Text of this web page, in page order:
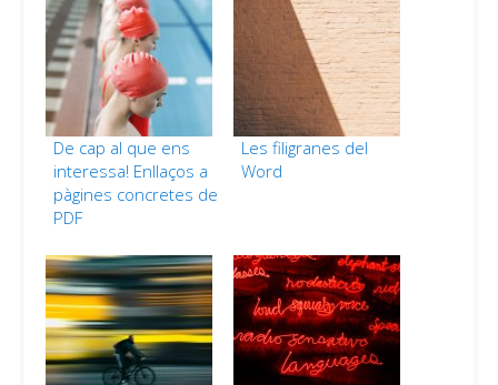
De cap al que ens
interessa! Enllaços a
pàgines concretes de
PDF
Les filigranes del
Word